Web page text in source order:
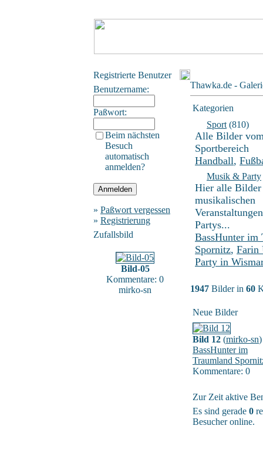
Registrierte Benutzer
Benutzername:
Paßwort:
Beim nächsten
Besuch
automatisch
anmelden?
» Paßwort vergessen
» Registrierung
Zufallsbild
Bild-05
Kommentare: 0
mirko-sn
Thawka.de -
Kategorien
Sport (810)
Alle Bilder
Sportbereich
Handball,
Musik & Party
Hier alle
musikalischen
Partys...
BassHunter im
Spornitz, Farin
Party in
1947 Bilder in 60
Neue Bilder
Bild 12 (mirko-sn)
BassHunter im
Traumland
Kommentare: 0
Zur Zeit aktive
Es sind gerade 0
Besucher online.